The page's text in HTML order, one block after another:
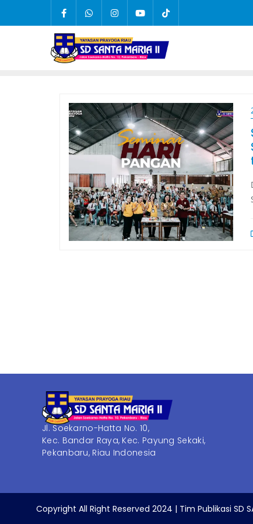
Jl. Soekarno-Hatta No. 10,
Kec. Bandar Raya, Kec. Payung Sekaki,
Pekanbaru, Riau Indonesia
Copyright All Right Reserved 2024 | Tim Publikasi SD